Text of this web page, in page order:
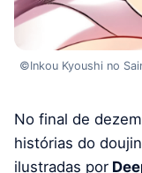
©Inkou Kyoushi no
No final de
histórias do
ilustradas por